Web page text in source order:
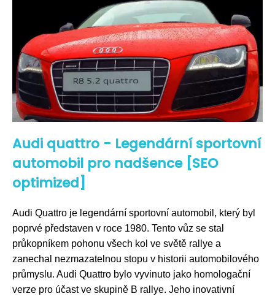
Audi quattro - Legendární sportovní
automobil pro nadšence [SEO
optimized]
Audi Quattro je legendární sportovní automobil, který byl
poprvé představen v roce 1980. Tento vůz se stal
průkopníkem pohonu všech kol ve světě rallye a
zanechal nezmazatelnou stopu v historii automobilového
průmyslu. Audi Quattro bylo vyvinuto jako homologační
verze pro účast ve skupině B rallye. Jeho inovativní